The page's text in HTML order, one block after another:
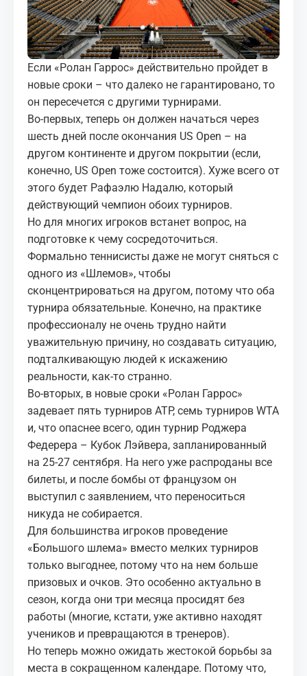
КОНТАКТЫ
UZ-PIN
Если «Ролан Гаррос» действительно пройдет в
новые сроки – что далеко не гарантировано, то
он пересечется с другими турнирами.
Во-первых, теперь он должен начаться через
шесть дней после окончания US Open – на
другом континенте и другом покрытии (если,
конечно, US Open тоже состоится). Хуже всего от
этого будет Рафаэлю Надалю, который
действующий чемпион обоих турниров.
Но для многих игроков встанет вопрос, на
подготовке к чему сосредоточиться.
Формально теннисисты даже не могут сняться с
одного из «Шлемов», чтобы
сконцентрироваться на другом, потому что оба
турнира обязательные. Конечно, на практике
профессионалу не очень трудно найти
уважительную причину, но создавать ситуацию,
подталкивающую людей к искажению
реальности, как-то странно.
Во-вторых, в новые сроки «Ролан Гаррос»
задевает пять турниров ATP, семь турниров WTA
и, что опаснее всего, один турнир Роджера
Федерера – Кубок Лэйвера, запланированный
на 25-27 сентября. На него уже распроданы все
билеты, и после бомбы от французом он
выступил с заявлением, что переноситься
никуда не собирается.
Для большинства игроков проведение
«Большого шлема» вместо мелких турниров
только выгоднее, потому что на нем больше
призовых и очков. Это особенно актуально в
сезон, когда они три месяца просидят без
работы (многие, кстати, уже активно находят
учеников и превращаются в тренеров).
Но теперь можно ожидать жестокой борьбы за
места в сокращенном календаре. Потому что,